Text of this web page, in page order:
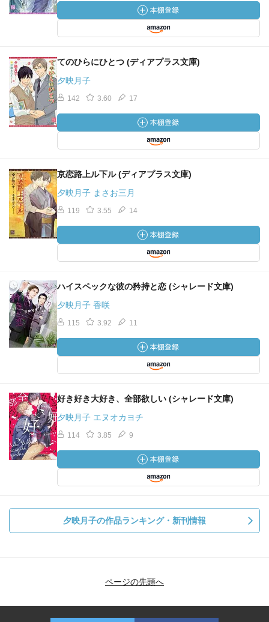
てのひらにひとつ (ディアプラス文庫)
夕映月子
142 3.60 17
京恋路上ル下ル (ディアプラス文庫)
夕映月子 まさお三月
119 3.55 14
ハイスペックな彼の矜持と恋 (シャレード文庫)
夕映月子 香咲
115 3.92 11
好き好き大好き、全部欲しい (シャレード文庫)
夕映月子 エヌオカヨチ
114 3.85 9
夕映月子の作品ランキング・新刊情報
ページの先頭へ